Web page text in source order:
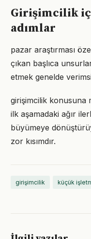
Girişimcilik
adımlar
pazar araştırması
çıkan başlıca
etmek genelde
girişimcilik konusuna
ilk aşamadaki ağır
büyümeye
zor kısımdır.
girişimcilik küçük